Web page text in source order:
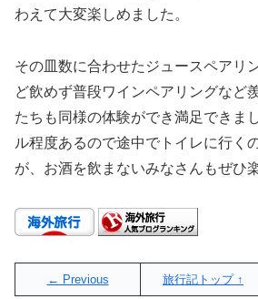
わえて大変楽しめました。
その皿数に合わせたジュースペアリ
ど飲めず普段ワインペアリングなど
たちも同様の体験ができ満足できま
ル程度あるので途中でトイレに行く
が、お酒を飲まないみなさんもぜひ
← Previous 旅行記トップ ↑